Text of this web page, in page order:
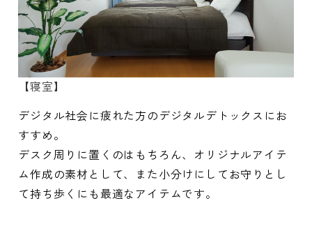
【寝室】
デジタル社会に疲れた方のデジタルデトックスにお
すすめ。
デスク周りに置くのはもちろん、オリジナルアイテ
ム作成の素材として、また小分けにしてお守りとし
て持ち歩くにも最適なアイテムです。